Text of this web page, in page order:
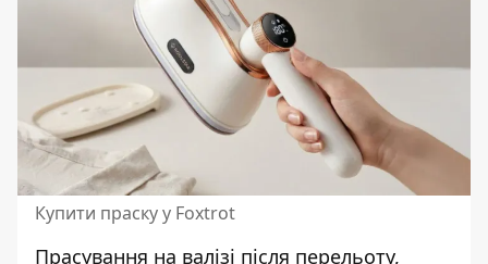
Купити праску у Foxtrot
Прасування на валізі після перельоту,